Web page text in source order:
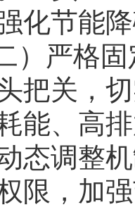
化节能
）严格
把关，
能、高
态调整
限，加